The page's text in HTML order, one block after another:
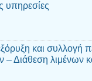
υπηρεσίες
και συλλογή
Διάθεση λιμένων